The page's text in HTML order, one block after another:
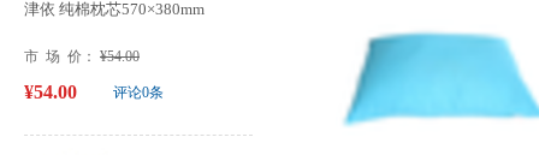
津依 纯棉枕芯570×380mm
市 场 价： ¥54.00
评论0条
¥54.00